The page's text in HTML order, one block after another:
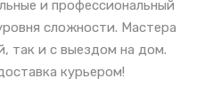
и профессиональный
сложности. Мастера
так и с выездом на дом.
курьером!